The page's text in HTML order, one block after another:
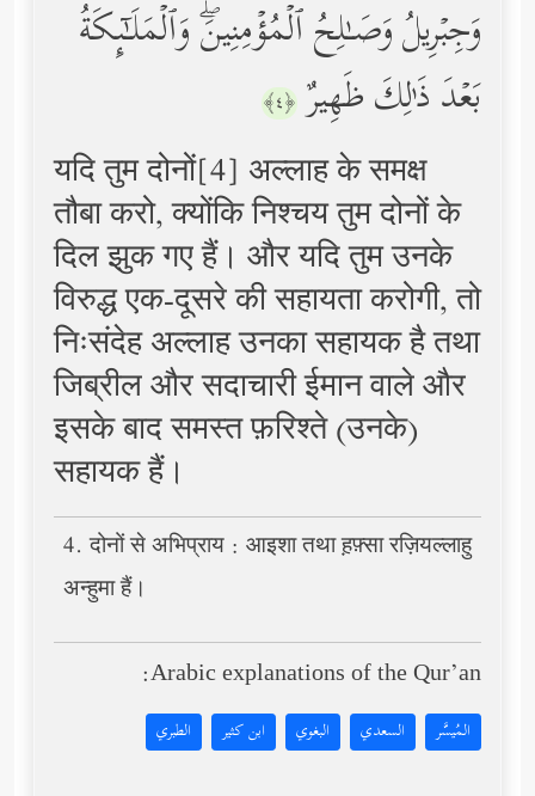
وَجِبۡرِیلُ وَصَـٰلِحُ ٱلۡمُؤۡمِنِینَۖ وَٱلۡمَلَـٰۤىِٕكَةُ
بَعۡدَ ذَ ٰ⁠لِكَ ظَهِیرٌ ﴿٤﴾
यदि तुम दोनों[4] अल्लाह के समक्ष
तौबा करो, क्योंकि निश्चय तुम दोनों के
दिल झुक गए हैं। और यदि तुम उनके
विरुद्ध एक-दूसरे की सहायता करोगी, तो
निःसंदेह अल्लाह उनका सहायक है तथा
जिब्रील और सदाचारी ईमान वाले और
इसके बाद समस्त फ़रिश्ते (उनके)
सहायक हैं।
4. दोनों से अभिप्राय : आइशा तथा ह़फ़्सा रज़ियल्लाहु
अन्हुमा हैं।
Arabic explanations of the Qur’an:
المُيسَّر السعدي البغوي ابن كثير الطبري